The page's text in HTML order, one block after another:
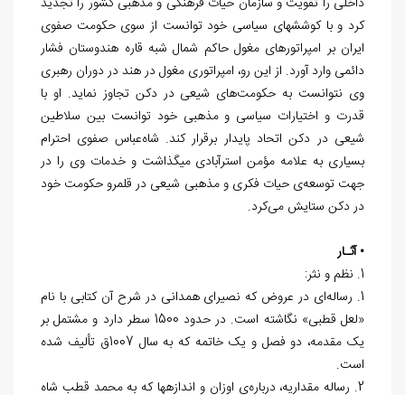
کرد و با کوشش‎های سیاسی خود توانست از سوی حکومت صفوی
ایران بر امپراتورهای مغول حاکم شمال شبه قاره هندوستان فشار
دائمی وارد آورد. از این رو، امپراتوری مغول در هند در دوران رهبری‏
وی نتوانست‏ به حکومت‌های شیعی در دکن تجاوز نماید. او با
قدرت و اختیارات سیاسی و مذهبی‏ خود توانست بین سلاطین
شیعی در دکن‏ اتحاد پایدار برقرار کند. شاه‌عباس صفوی‏ احترام
بسیاری به علامه مؤمن استرآبادی‏ می‏گذاشت و خدمات وی را در
جهت‏ توسعه‌ی حیات فکری و مذهبی شیعی در قلمرو حکومت خود
در دکن ستایش‏ می‌کرد.
• آثـار
1. نظم و نثر:
1. رساله‌ای در عروض که نصیرای همدانی در شرح آن کتابی با نام
«لعل قطبی» نگاشته است. در حدود 1500 سطر دارد و مشتمل بر
یک مقدمه، دو فصل و یک خاتمه که به سال 1007ق تألیف شده
است.
2. رساله مقداریه، درباره‌ی اوزان و اندازه‎ها که به محمد قطب شاه